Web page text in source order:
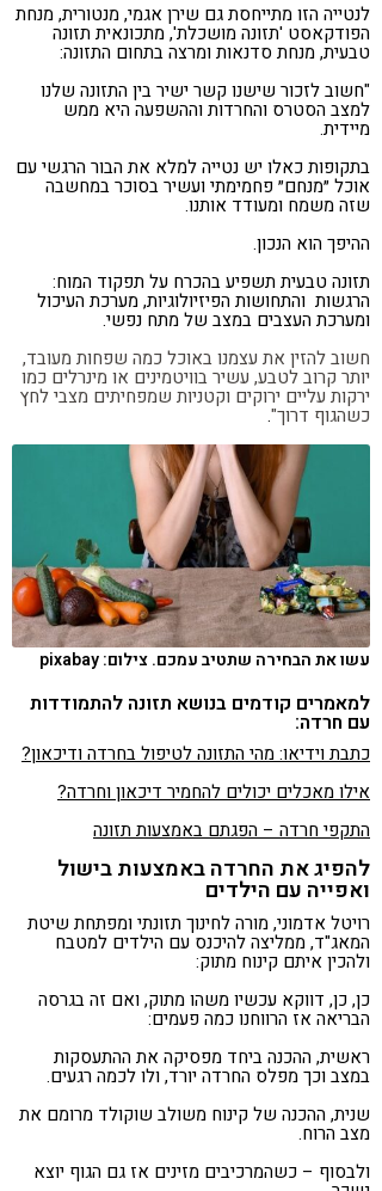
לנטייה הזו מתייחסת גם שירן אגמי, מנטורית, מנחת
הפודקאסט 'תזונה מושכלת', מתכונאית תזונה
טבעית, מנחת סדנאות ומרצה בתחום התזונה:
"חשוב לזכור שישנו קשר ישיר בין התזונה שלנו
למצב הסטרס והחרדות וההשפעה היא ממש
מיידית.
בתקופות כאלו יש נטייה למלא את הבור הרגשי עם
אוכל ״מנחם״ פחמימתי ועשיר בסוכר במחשבה
שזה משמח ומעודד אותנו.
ההיפך הוא הנכון.
תזונה טבעית תשפיע בהכרח על תפקוד המוח:
הרגשות והתחושות הפיזיולוגיות, מערכת העיכול
ומערכת העצבים במצב של מתח נפשי.
חשוב להזין את עצמנו באוכל כמה שפחות מעובד,
יותר קרוב לטבע, עשיר בוויטמינים או מינרלים כמו
ירקות עליים ירוקים וקטניות שמפחיתים מצבי לחץ
כשהגוף דרוך".
עשו את הבחירה שתטיב עמכם. צילום: pixabay
למאמרים קודמים בנושא תזונה להתמודדות
עם חרדה:
כתבת וידיאו: מהי התזונה לטיפול בחרדה ודיכאון?
אילו מאכלים יכולים להחמיר דיכאון וחרדה?
התקפי חרדה – הפגתם באמצעות תזונה
להפיג את החרדה באמצעות בישול
ואפייה עם הילדים
רויטל אדמוני, מורה לחינוך תזונתי ומפתחת שיטת
המאג"ד, ממליצה להיכנס עם הילדים למטבח
ולהכין איתם קינוח מתוק:
כן, כן, דווקא עכשיו משהו מתוק, ואם זה בגרסה
הבריאה אז הרווחנו כמה פעמים:
ראשית, ההכנה ביחד מפסיקה את ההתעסקות
במצב וכך מפלס החרדה יורד, ולו לכמה רגעים.
שנית, ההכנה של קינוח משולב שוקולד מרומם את
מצב הרוח.
ולבסוף – כשהמרכיבים מזינים אז גם הגוף יוצא